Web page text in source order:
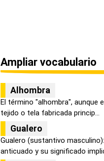
Ampliar vocabulario
Alhombra
El término "alhombra", aunque
tejido o tela fabricada princip...
Gualero
Gualero (sustantivo
anticuado y su significado